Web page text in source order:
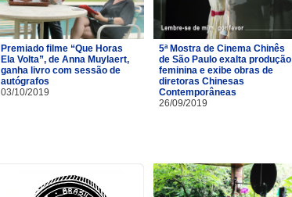
Premiado filme “Que Horas
Ela Volta”, de Anna Muylaert,
ganha livro com sessão de
autógrafos
03/10/2019
5ª Mostra de Cinema Chinês
de São Paulo exalta produção
feminina e exibe obras de
diretoras Chinesas
Contemporâneas
26/09/2019